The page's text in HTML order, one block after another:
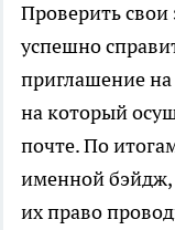
Проверить
успешно
приглашение на
на который
почте. По
именной
их право